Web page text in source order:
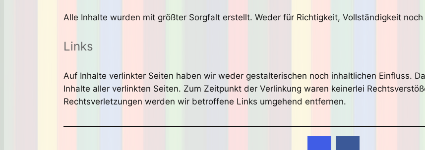
Alle Inhalte wurden mit größter Sorgfalt erstellt. Weder für Richtigkeit, Vollständigkeit
Links
Auf Inhalte verlinkter Seiten haben wir weder gestalterischen noch inhaltlichen Einfluss.
Inhalte aller verlinkten Seiten. Zum Zeitpunkt der Verlinkung waren keinerlei
Rechtsverletzungen werden wir betroffene Links umgehend entfernen.